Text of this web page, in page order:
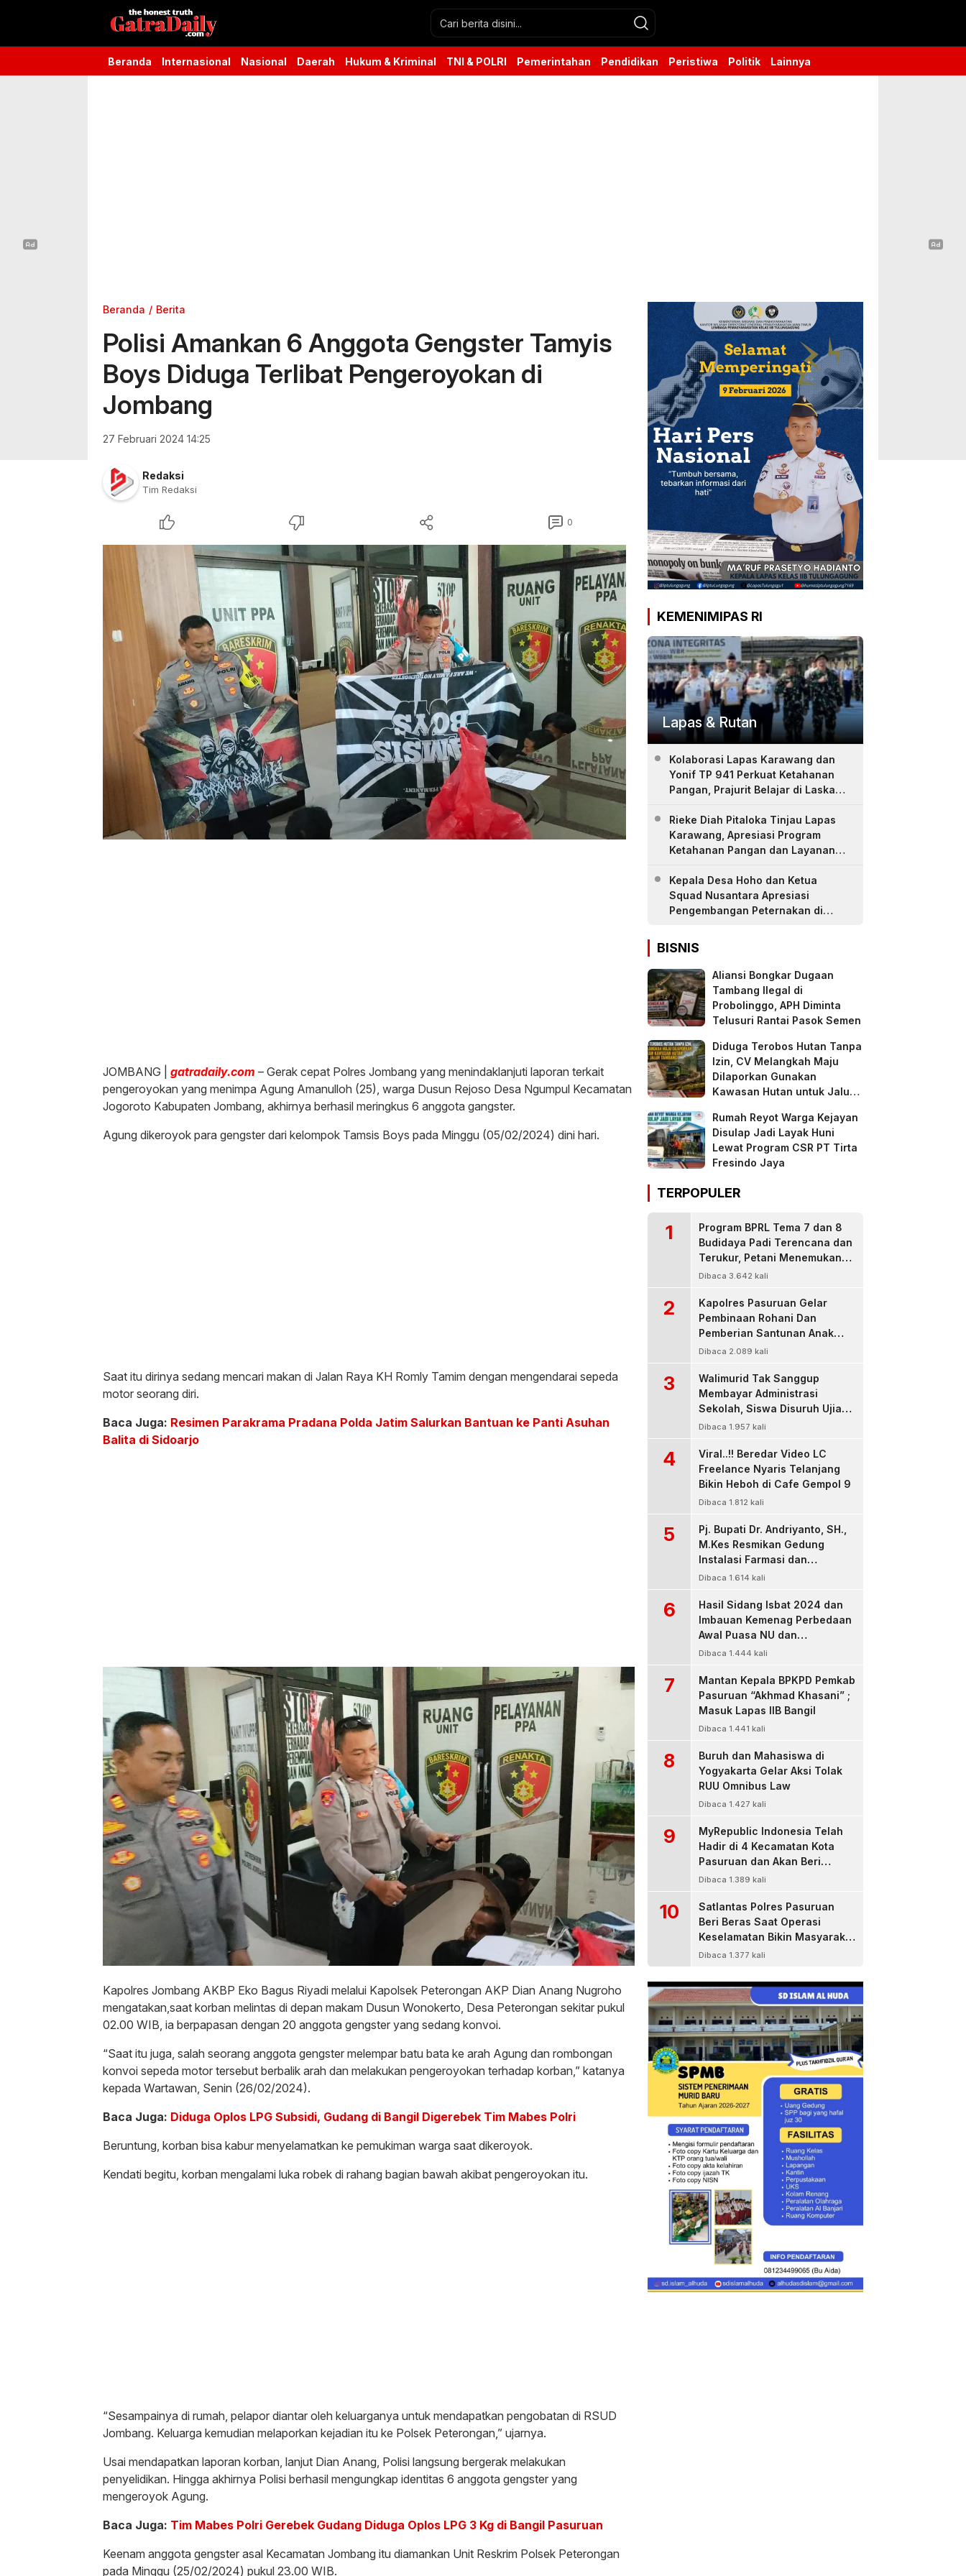
Gatra Daily
the honest truth
Beranda Internasional Nasional Daerah Hukum & Kriminal TNI & POLRI Pemerintahan Pendidikan Peristiwa Politik Lainnya
Beranda Berita
Polisi Amankan 6 Anggota Gengster Tamyis
Boys Diduga Terlibat Pengeroyokan di
Jombang
27 Februari 2024 14:25
Redaksi
Tim Redaksi
0
JOMBANG | gatradaily.com – Gerak cepat Polres Jombang yang menindaklanjuti laporan terkait
pengeroyokan yang menimpa Agung Amanulloh (25), warga Dusun Rejoso Desa Ngumpul Kecamatan
Jogoroto Kabupaten Jombang, akhirnya berhasil meringkus 6 anggota gangster.
Agung dikeroyok para gengster dari kelompok Tamsis Boys pada Minggu (05/02/2024) dini hari.
Saat itu dirinya sedang mencari makan di Jalan Raya KH Romly Tamim dengan mengendarai sepeda
motor seorang diri.
Baca Juga: Resimen Parakrama Pradana Polda Jatim Salurkan Bantuan ke Panti Asuhan
Balita di Sidoarjo
Kapolres Jombang AKBP Eko Bagus Riyadi melalui Kapolsek Peterongan AKP Dian Anang Nugroho
mengatakan,saat korban melintas di depan makam Dusun Wonokerto, Desa Peterongan sekitar pukul
02.00 WIB, ia berpapasan dengan 20 anggota gengster yang sedang konvoi.
“Saat itu juga, salah seorang anggota gengster melempar batu bata ke arah Agung dan rombongan
konvoi sepeda motor tersebut berbalik arah dan melakukan pengeroyokan terhadap korban,” katanya
kepada Wartawan, Senin (26/02/2024).
Baca Juga: Diduga Oplos LPG Subsidi, Gudang di Bangil Digerebek Tim Mabes Polri
Beruntung, korban bisa kabur menyelamatkan ke pemukiman warga saat dikeroyok.
Kendati begitu, korban mengalami luka robek di rahang bagian bawah akibat pengeroyokan itu.
“Sesampainya di rumah, pelapor diantar oleh keluarganya untuk mendapatkan pengobatan di RSUD
Jombang. Keluarga kemudian melaporkan kejadian itu ke Polsek Peterongan,” ujarnya.
Usai mendapatkan laporan korban, lanjut Dian Anang, Polisi langsung bergerak melakukan
penyelidikan. Hingga akhirnya Polisi berhasil mengungkap identitas 6 anggota gengster yang
mengeroyok Agung.
Baca Juga: Tim Mabes Polri Gerebek Gudang Diduga Oplos LPG 3 Kg di Bangil Pasuruan
Keenam anggota gengster asal Kecamatan Jombang itu diamankan Unit Reskrim Polsek Peterongan
pada Minggu (25/02/2024) pukul 23.00 WIB.
KEMENIMIPAS RI
Lapas & Rutan
Kolaborasi Lapas Karawang dan
Yonif TP 941 Perkuat Ketahanan
Pangan, Prajurit Belajar di Laskar
Rieke Diah Pitaloka Tinjau Lapas
Karawang, Apresiasi Program
Ketahanan Pangan dan Layanan
Kepala Desa Hoho dan Ketua
Squad Nusantara Apresiasi
Pengembangan Peternakan di
BISNIS
Aliansi Bongkar Dugaan
Tambang Ilegal di
Probolinggo, APH Diminta
Telusuri Rantai Pasok Semen
Diduga Terobos Hutan Tanpa
Izin, CV Melangkah Maju
Dilaporkan Gunakan
Kawasan Hutan untuk Jalur
Rumah Reyot Warga Kejayan
Disulap Jadi Layak Huni
Lewat Program CSR PT Tirta
Fresindo Jaya
TERPOPULER
1
Program BPRL Tema 7 dan 8
Budidaya Padi Terencana dan
Terukur, Petani Menemukan
Penanggulangan Hama
Dibaca 3.642 kali
2
Kapolres Pasuruan Gelar
Pembinaan Rohani Dan
Pemberian Santunan Anak
Yatim untuk Tingkatkan
Dibaca 2.089 kali
3
Walimurid Tak Sanggup
Membayar Administrasi
Sekolah, Siswa Disuruh Ujian
di Luar Kelas
Dibaca 1.957 kali
4
Viral..!! Beredar Video LC
Freelance Nyaris Telanjang
Bikin Heboh di Cafe Gempol 9
Dibaca 1.812 kali
5
Pj. Bupati Dr. Andriyanto, SH.,
M.Kes Resmikan Gedung
Instalasi Farmasi dan
Dropzone IGD, RSUD Bangil
Dibaca 1.614 kali
6
Hasil Sidang Isbat 2024 dan
Imbauan Kemenag Perbedaan
Awal Puasa NU dan
Muhamadiyah
Dibaca 1.444 kali
7
Mantan Kepala BPKPD Pemkab
Pasuruan “Akhmad Khasani” ;
Masuk Lapas IIB Bangil
Dibaca 1.441 kali
8
Buruh dan Mahasiswa di
Yogyakarta Gelar Aksi Tolak
RUU Omnibus Law
Dibaca 1.427 kali
9
MyRepublic Indonesia Telah
Hadir di 4 Kecamatan Kota
Pasuruan dan Akan Beri
Pelayanan Terbaik Untuk
Dibaca 1.389 kali
10
Satlantas Polres Pasuruan
Beri Beras Saat Operasi
Keselamatan Bikin Masyarakat
Senang
Dibaca 1.377 kali